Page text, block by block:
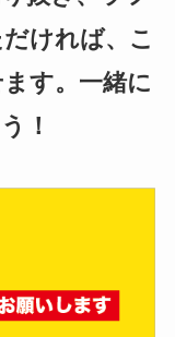
ければ、こ
す。一緒に
！